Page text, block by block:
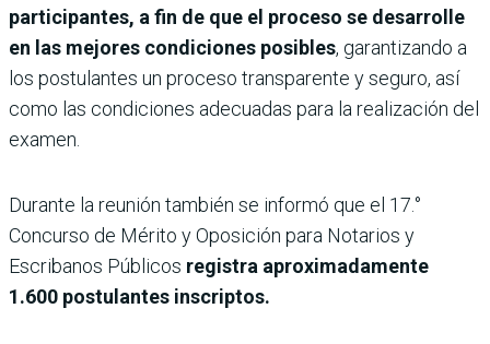
participantes, a fin de que el proceso se desarrolle
en las mejores condiciones posibles, garantizando a
los postulantes un proceso transparente y seguro, así
como las condiciones adecuadas para la realización del
examen.
Durante la reunión también se informó que el 17.°
Concurso de Mérito y Oposición para Notarios y
Escribanos Públicos registra aproximadamente
1.600 postulantes inscriptos.